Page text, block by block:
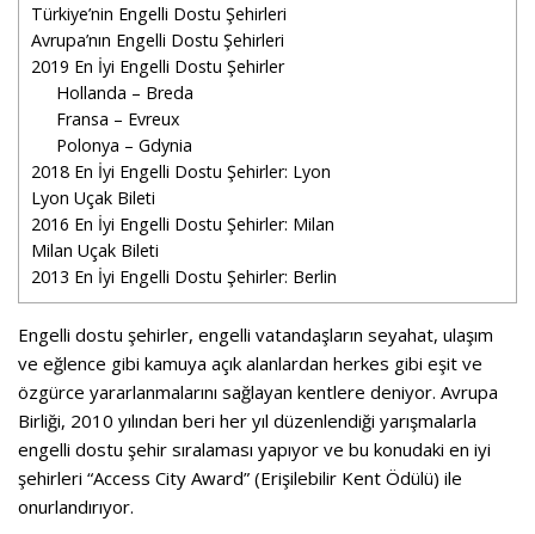
Türkiye’nin Engelli Dostu Şehirleri
Avrupa’nın Engelli Dostu Şehirleri
2019 En İyi Engelli Dostu Şehirler
Hollanda – Breda
Fransa – Evreux
Polonya – Gdynia
2018 En İyi Engelli Dostu Şehirler: Lyon
Lyon Uçak Bileti
2016 En İyi Engelli Dostu Şehirler: Milan
Milan Uçak Bileti
2013 En İyi Engelli Dostu Şehirler: Berlin
Engelli dostu şehirler, engelli vatandaşların seyahat, ulaşım
ve eğlence gibi kamuya açık alanlardan herkes gibi eşit ve
özgürce yararlanmalarını sağlayan kentlere deniyor. Avrupa
Birliği, 2010 yılından beri her yıl düzenlendiği yarışmalarla
engelli dostu şehir sıralaması yapıyor ve bu konudaki en iyi
şehirleri “Access City Award” (Erişilebilir Kent Ödülü) ile
onurlandırıyor.